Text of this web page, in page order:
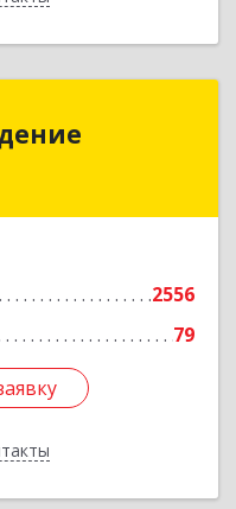
2556
79
край, Краснодар г,